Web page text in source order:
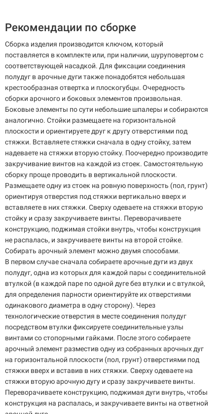
Рекомендации по сборке
Сборка изделия производится ключом, который
поставляется в комплекте или, при наличии, шуруповертом с
соответствующей насадкой. Для фиксации соединения
полудуг в арочные дуги также понадобятся небольшая
крестообразная отвертка и плоскогубцы. Очередность
сборки арочного и боковых элементов произвольная.
Боковые элементы по сути небольшие шпалеры и собираются
аналогично. Стойки размещаете на горизонтальной
плоскости и ориентируете друг к другу отверстиями под
стяжки. Вставляете стяжки сначала в одну стойку, затем
надеваете на стяжки вторую стойку. Поочередно производите
закручивание винтов на каждой из стоек. Самостоятельную
сборку проще проводить в вертикальной плоскости.
Размещаете одну из стоек на ровную поверхность (пол, грунт)
ориентируя отверстия под стяжки вертикально вверх и
вставляете в них стяжки. Сверху одеваете на стяжки вторую
стойку и сразу закручиваете винты. Переворачиваете
конструкцию, поджимая стойки внутрь, чтобы конструкция
не распалась, и закручиваете винты на второй стойке.
Собирать арочный элемент можно двумя способами.
В первом случае сначала собираете арочные дуги из двух
полудуг, одна из которых для каждой пары с соединительной
втулкой (в каждой паре по одной дуге без втулки и с втулкой,
для определения парности ориентируйте их отверстиями
одинакового диаметра в одну сторону). Через
технологические отверстия в месте соединения полудуг
посредством втулки фиксируете соединительные узлы
винтами со стопорными гайками. После этого собираете
арочный элемент разместив одну из собранных арочных дуг
на горизонтальной плоскости (пол, грунт) отверстиями под
стяжки вверх и вставив в них стяжки. Сверху одеваете на
стяжки вторую арочную дугу и сразу закручиваете винты.
Переворачиваете конструкцию, поджимая дуги внутрь, чтобы
конструкция на распалась, и закручиваете винты на ответной